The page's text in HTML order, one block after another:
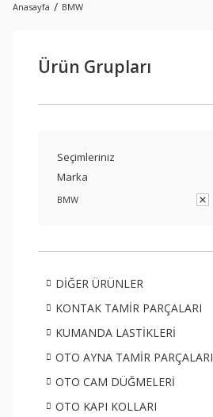
Anasayfa BMW
Ürün Grupları
Seçimleriniz
Marka
BMW
DİĞER ÜRÜNLER
KONTAK TAMİR PARÇALARI
KUMANDA LASTİKLERİ
OTO AYNA TAMİR PARÇALARI
OTO CAM DÜĞMELERİ
OTO KAPI KOLLARI